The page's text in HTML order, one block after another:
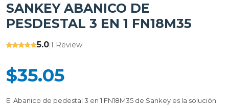
SANKEY ABANICO DE
PESDESTAL 3 EN 1 FN18M35
5.0|1 Review
$35.05
El Abanico de pedestal 3 en 1 FN18M35 de Sankey es la solución